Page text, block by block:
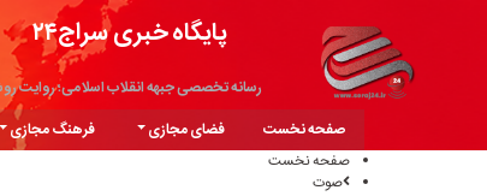
پایگاه خبری سراج۲۴
رسانه تخصصی جبهه انقلاب اسلامی؛ روایت
صفحه نخست فضای مجازی فرهنگ مجازی
صفحه نخست
صوت